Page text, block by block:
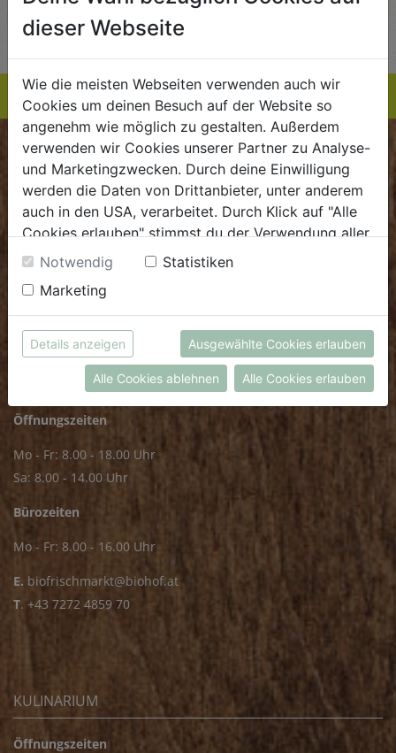
EINKAUFSLISTE
BIOKISTE
Kundenservice
Mo - Do: 8.00 - 16.00 Uhr
Fr: 8.00 - 15.00 Uhr
.dieBiokiste@biohof.at
T.+43 7272 2597
FRISCHMARKT
Öffnungszeiten
Mo - Fr: 8.00 - 18.00 Uhr
Sa: 8.00 - 14.00 Uhr
Bürozeiten
Mo - Fr: 8.00 - 16.00 Uhr
E. biofrischmarkt@biohof.at
T. +43 7272 4859 70
KULINARIUM
Öffnungszeiten
dieser Webseite
Wie die meisten Webseiten verwenden auch wir
Cookies um deinen Besuch auf der Website so
angenehm wie möglich zu gestalten. Außerdem
verwenden wir Cookies unserer Partner zu Analyse-
und Marketingzwecken. Durch deine Einwilligung
werden die Daten von Drittanbieter, unter anderem
auch in den USA, verarbeitet. Durch Klick auf "Alle
Cookies erlauben" stimmst du der Verwendung aller
Cookies zu. Unter "Details anzeigen" findest du alle
Infos zu den unterschiedlichen Cookies, du kannst
auch entscheiden, welche Cookies du erlauben
möchtest.
Weitere Informationen findest du in unserer
Datenschutzerklärung
bzw. imImpressum
Notwendig
Statistiken
Marketing
Details anzeigen Ausgewählte Cookies erlauben
Alle Cookies ablehnen Alle Cookies erlauben